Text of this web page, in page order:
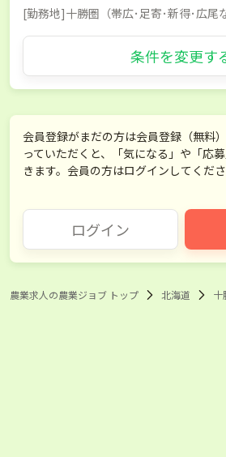
[勤務地]十勝圏（帯広･足寄･新得･広尾
条件を変更す
会員登録がまだの方は会員登録（無料
っていただくと、「気になる」や「応
きます。会員の方はログインしてくださ
ログイン
農業求人の農業ジョブ トップ 北海道 十